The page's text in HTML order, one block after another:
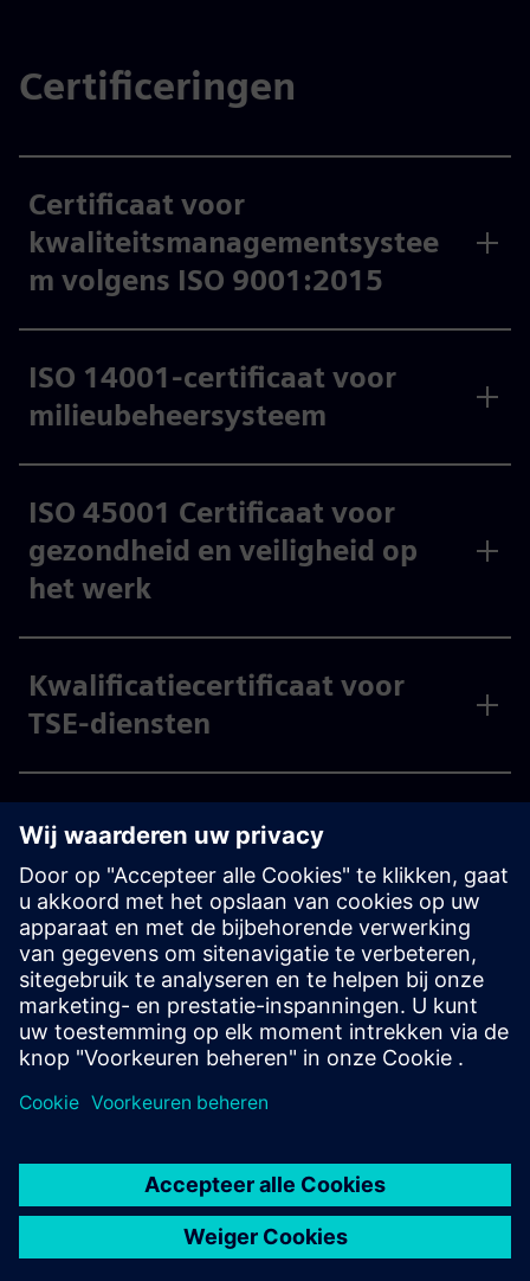
Certificeringen
Certificaat voor
kwaliteitsmanagementsystee
m volgens ISO 9001:2015
ISO 14001-certificaat voor
milieubeheersysteem
ISO 45001 Certificaat voor
gezondheid en veiligheid op
het werk
Kwalificatiecertificaat voor
TSE-diensten
ISO 50001:2018 certificaat
voor energiebeheersysteem
ISO 27001-certificaat voor
informatiebeveiligingsbeheer